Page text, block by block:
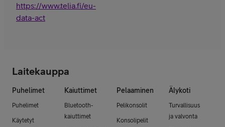
https://www.telia.fi/eu-
data-act
Laitekauppa
Puhelimet
Puhelimet
Käytetyt
Kaiuttimet
Bluetooth-
kaiuttimet
Pelaaminen
Pelikonsolit
Konsolipelit
Älykoti
Turvallisuus
ja valvonta